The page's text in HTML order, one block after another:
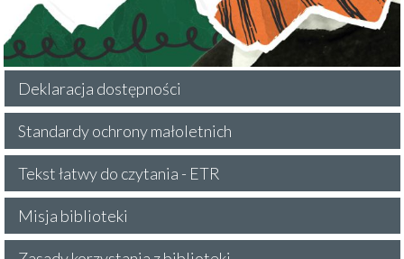
Deklaracja dostępności
Standardy ochrony małoletnich
Tekst łatwy do czytania - ETR
Misja biblioteki